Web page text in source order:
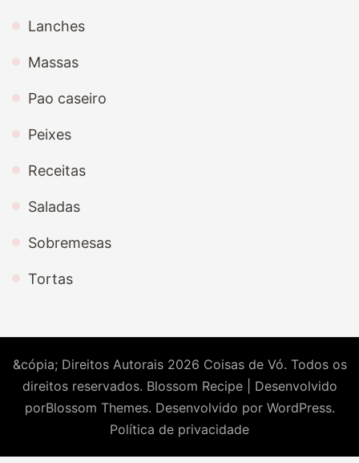
Lanches
Massas
Pao caseiro
Peixes
Receitas
Saladas
Sobremesas
Tortas
&cópia; Direitos Autorais 2026 Coisas de Vó. Todos os
direitos reservados. Blossom Recipe | Desenvolvido
porBlossom Themes. Desenvolvido por WordPress.
Política de privacidade